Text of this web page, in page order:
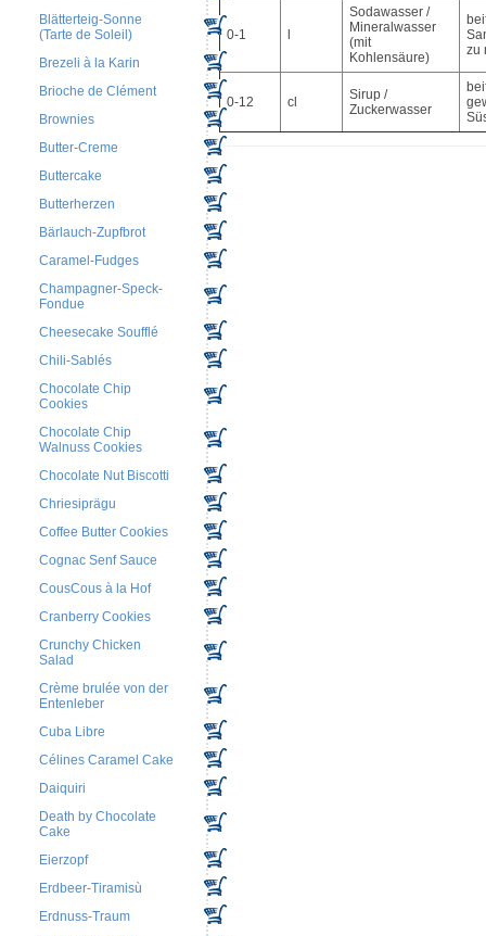
Blätterteig-Sonne
(Tarte de Soleil)
Brezeli à la Karin
Brioche de Clément
Brownies
Butter-Creme
Buttercake
Butterherzen
Bärlauch-Zupfbrot
Caramel-Fudges
Champagner-Speck-
Fondue
Cheesecake Soufflé
Chili-Sablés
Chocolate Chip
Cookies
Chocolate Chip
Walnuss Cookies
Chocolate Nut Biscotti
Chriesiprägu
Coffee Butter Cookies
Cognac Senf Sauce
CousCous à la Hof
Cranberry Cookies
Crunchy Chicken
Salad
Crème brulée von der
Entenleber
Cuba Libre
Célines Caramel Cake
Daiquiri
Death by Chocolate
Cake
Eierzopf
Erdbeer-Tiramisù
Erdnuss-Traum
0-1
Sodawasser /
Mineralwasser
(mit
Kohlensäure)
zu
0-12 cl
Sirup /
Zuckerwasser